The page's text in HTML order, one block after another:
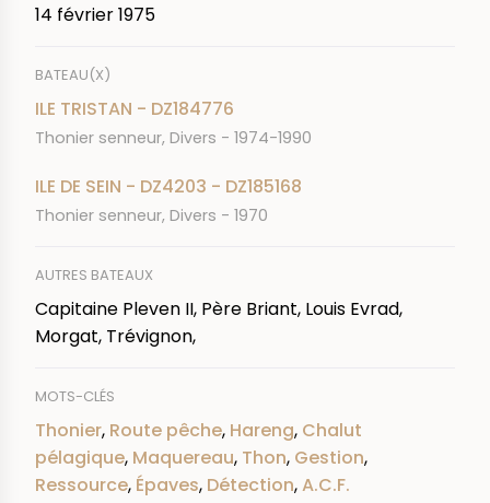
14 février 1975
BATEAU(X)
ILE TRISTAN - DZ184776
Thonier senneur, Divers - 1974-1990
ILE DE SEIN - DZ4203 - DZ185168
Thonier senneur, Divers - 1970
AUTRES BATEAUX
Capitaine Pleven II, Père Briant, Louis Evrad,
Morgat, Trévignon,
MOTS-CLÉS
Thonier, Route pêche, Hareng, Chalut
pélagique, Maquereau, Thon, Gestion,
Ressource, Épaves, Détection,A.C.F.